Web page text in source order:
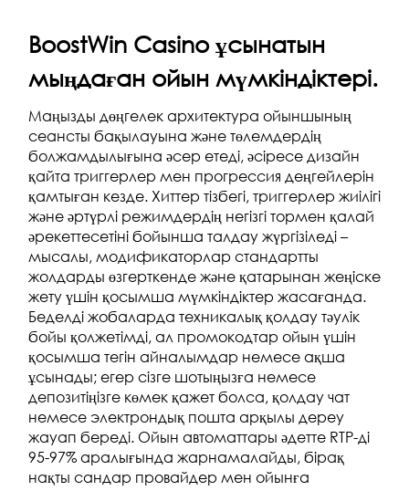
BoostWin Casino ұсынатын
мыңдаған ойын мүмкіндіктері.
Маңызды дөңгелек архитектура ойыншының
сеансты бақылауына және төлемдердің
болжамдылығына әсер етеді, әсіресе дизайн
қайта триггерлер мен прогрессия деңгейлерін
қамтыған кезде. Хиттер тізбегі, триггерлер жиілігі
және әртүрлі режимдердің негізгі тормен қалай
әрекеттесетіні бойынша талдау жүргізіледі –
мысалы, модификаторлар стандартты
жолдарды өзгерткенде және қатарынан жеңіске
жету үшін қосымша мүмкіндіктер жасағанда.
Беделді жобаларда техникалық қолдау тәулік
бойы қолжетімді, ал промокодтар ойын үшін
қосымша тегін айналымдар немесе ақша
ұсынады; егер сізге шотыңызға немесе
депозитіңізге көмек қажет болса, қолдау чат
немесе электрондық пошта арқылы дереу
жауап береді. Ойын автоматтары әдетте RTP-ді
95-97% аралығында жарнамалайды, бірақ
нақты сандар провайдер мен ойынға